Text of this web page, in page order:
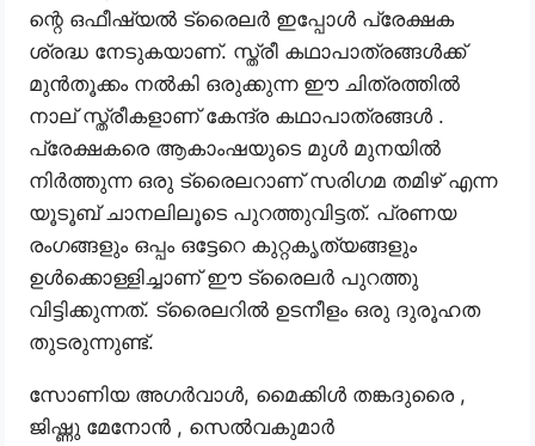
ന്റെ ഒഫീഷ്യൽ ട്രൈലർ ഇപ്പോൾ പ്രേക്ഷക
ശ്രദ്ധ നേടുകയാണ്. സ്ത്രീ കഥാപാത്രങ്ങൾക്ക്
മുൻതൂക്കം നൽകി ഒരുക്കുന്ന ഈ ചിത്രത്തിൽ
നാല് സ്ത്രീകളാണ് കേന്ദ്ര കഥാപാത്രങ്ങൾ .
പ്രേക്ഷകരെ ആകാംഷയുടെ മുൾ മുനയിൽ
നിർത്തുന്ന ഒരു ട്രൈലറാണ് സരിഗമ തമിഴ് എന്ന
യൂടൂബ് ചാനലിലൂടെ പുറത്തുവിട്ടത്. പ്രണയ
രംഗങ്ങളും ഒപ്പം ഒട്ടേറെ കുറ്റകൃത്യങ്ങളും
ഉൾക്കൊള്ളിച്ചാണ് ഈ ട്രൈലർ പുറത്തു
വിട്ടിക്കുന്നത്. ട്രൈലറിൽ ഉടനീളം ഒരു ദുരൂഹത
തുടരുന്നുണ്ട്.
സോണിയ അഗർവാൾ, മൈക്കിൾ തങ്കദുരൈ ,
ജിഷ്ണു മേനോൻ , സെൽവകുമാർ